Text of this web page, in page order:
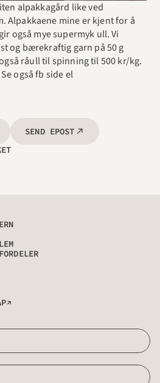
alpakkagård like ved
Alpakkaene mine er kjent for å
også mye supermyk ull. Vi
og bærekraftig garn på 50 g
råull til spinning til 500 kr/kg.
også fb side el
SEND EPOST
→